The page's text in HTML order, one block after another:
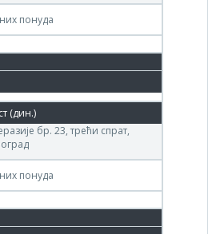
понуда
шећера ) Агенције за
бр. 23, трећи спрат,
понуда